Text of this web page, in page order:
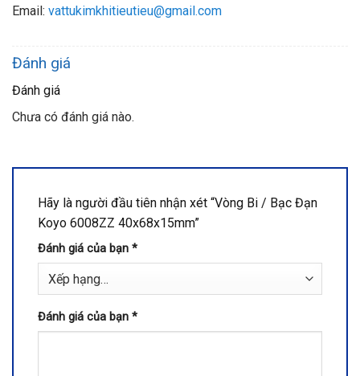
Email: vattukimkhitieutieu@gmail.com
Đánh giá
Đánh giá
Chưa có đánh giá nào.
Hãy là người đầu tiên nhận xét “Vòng Bi / Bạc Đạn
Koyo 6008ZZ 40x68x15mm”
Đánh giá của bạn *
Đánh giá của bạn *